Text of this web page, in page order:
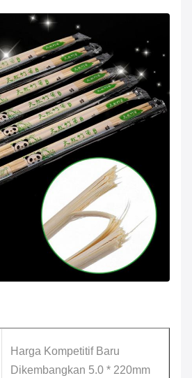
Harga Kompetitif Baru
Dikembangkan 5.0 * 220mm